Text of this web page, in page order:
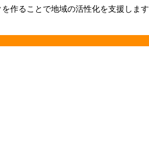
作ることで地域の活性化を支援します